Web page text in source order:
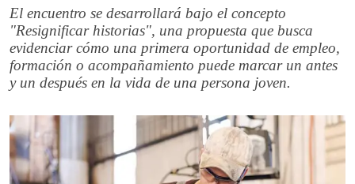
El encuentro se desarrollará bajo el concepto
"Resignificar historias", una propuesta que busca
evidenciar cómo una primera oportunidad de empleo,
formación o acompañamiento puede marcar un antes
y un después en la vida de una persona joven.